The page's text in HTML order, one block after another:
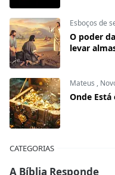
Esboços de
O poder
levar
Mateus ,
Onde Está
CATEGORIAS
A Bíblia Responde